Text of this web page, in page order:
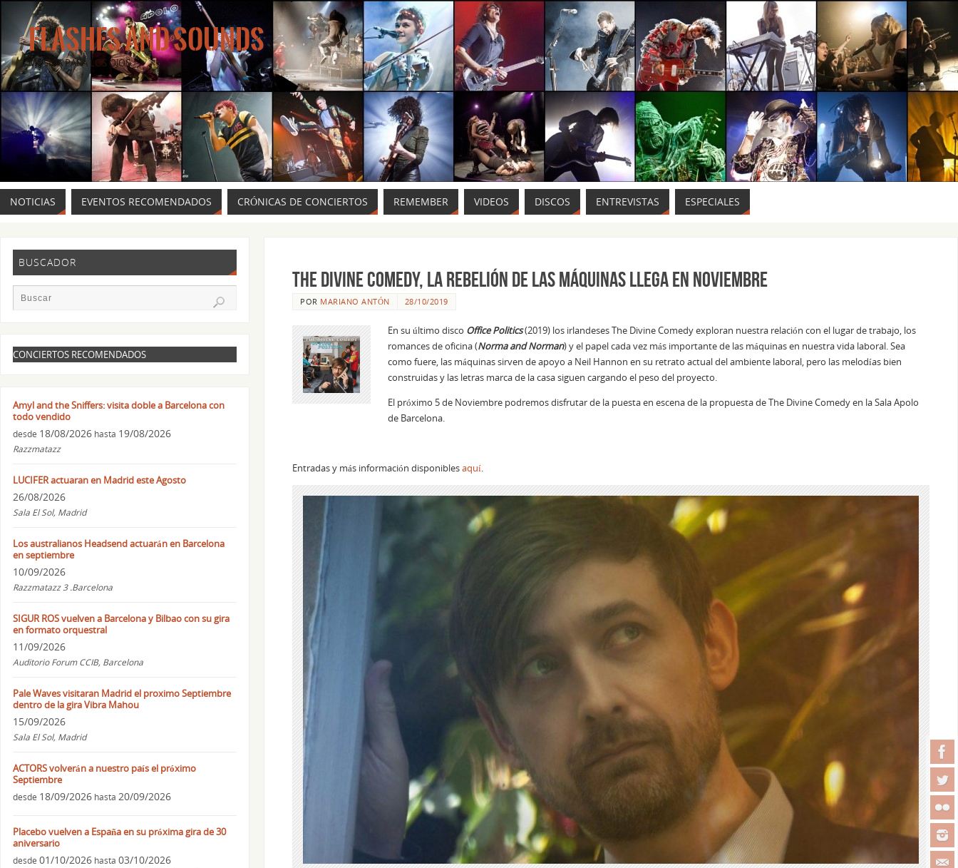
FLASHES AND SOUNDS
MÚSICA PARA LOS OJOS.
NOTICIAS EVENTOS RECOMENDADOS CRÓNICAS DE CONCIERTOS REMEMBER VIDEOS DISCOS ENTREVISTAS ESPECIALES
THE DIVINE COMEDY, LA REBELIÓN DE LAS MÁQUINAS LLEGA EN NOVIEMBRE
POR MARIANO ANTÓN 28/10/2019
En su último disco Office Politics(2019) los irlandeses The Divine Comedy exploran nuestra relación con el lugar de trabajo, los
romances de oficina (Norma and Norman) y el papel cada vez más importante de las máquinas en nuestra vida laboral. Sea
como fuere, las máquinas sirven de apoyo a Neil Hannon en su retrato actual del ambiente laboral, pero las melodías bien
construidas y las letras marca de la casa siguen cargando el peso del proyecto.
El próximo 5 de Noviembre podremos disfrutar de la puesta en escena de la propuesta de The Divine Comedy en la Sala Apolo
de Barcelona.
Entradas y más información disponiblesaquí.
BUSCADOR
CONCIERTOS RECOMENDADOS
Amyl and the Sniffers: visita doble a Barcelona con
todo vendido
desde 18/08/2026 hasta 19/08/2026
Razzmatazz
LUCIFER actuaran en Madrid este Agosto
26/08/2026
Sala El Sol, Madrid
Los australianos Headsend actuarán en Barcelona
en septiembre
10/09/2026
Razzmatazz 3 .Barcelona
SIGUR ROS vuelven a Barcelona y Bilbao con su gira
en formato orquestral
11/09/2026
Auditorio Forum CCIB, Barcelona
Pale Waves visitaran Madrid el proximo Septiembre
dentro de la gira Vibra Mahou
15/09/2026
Sala El Sol, Madrid
ACTORS volverán a nuestro país el próximo
Septiembre
desde 18/09/2026 hasta 20/09/2026
Placebo vuelven a España en su próxima gira de 30
aniversario
desde 01/10/2026 hasta 03/10/2026